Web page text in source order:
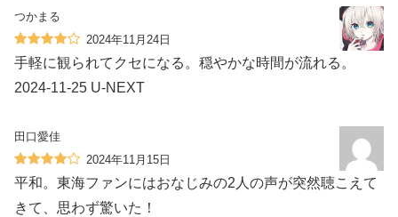
つかまる
2024年11月24日
手軽に観られてクセになる。穏やかな時間が流れる。
2024-11-25 U-NEXT
田口愛佳
2024年11月15日
平和。東海ファンにはおなじみの2人の声が突然聴こえて
きて、思わず驚いた！